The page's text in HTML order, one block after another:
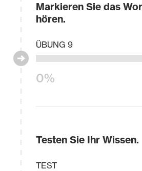
Markieren Sie das
hören.
0%
ÜBUNG 9
Testen Sie Ihr Wissen.
TEST